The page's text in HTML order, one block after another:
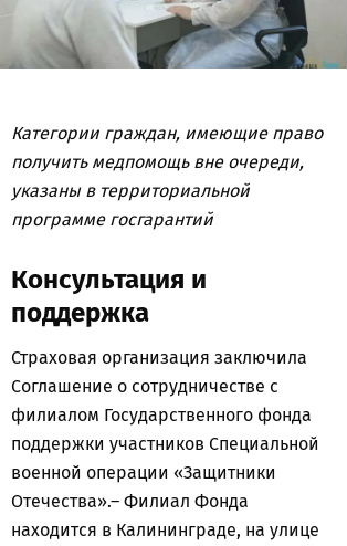
Категории граждан, имеющие право
получить медпомощь вне очереди,
указаны в территориальной
программе госгарантий
Консультация и
поддержка
Страховая организация заключила
Соглашение о сотрудничестве с
филиалом Государственного фонда
поддержки участников Специальной
военной операции «Защитники
Отечества».– Филиал Фонда
находится в Калининграде, на улице